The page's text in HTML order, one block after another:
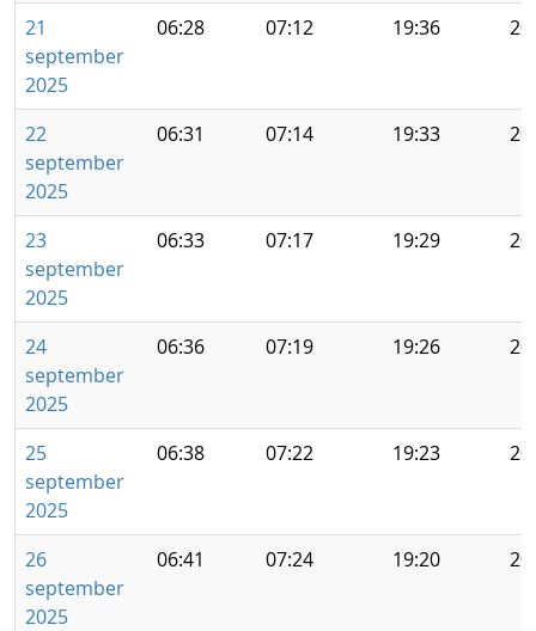
21
september
2025
06:28 07:12 19:36
22
september
2025
06:31 07:14 19:33
23
september
2025
06:33 07:17 19:29
24
september
2025
06:36 07:19 19:26
25
september
2025
06:38 07:22 19:23
26
september
2025
06:41 07:24 19:20